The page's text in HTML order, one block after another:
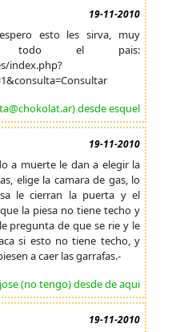
19-11-2010
esto les sirva, muy
todo el pais:
index.php?
desde esquel
19-11-2010
a muerte le dan a elegir la
elige la camara de gas, lo
le cierran la puerta y el
la piesa no tiene techo y
pregunta de que se rie y le
si esto no tiene techo, y
a caer las garrafas.-
(no tengo) desde de aqui
19-11-2010